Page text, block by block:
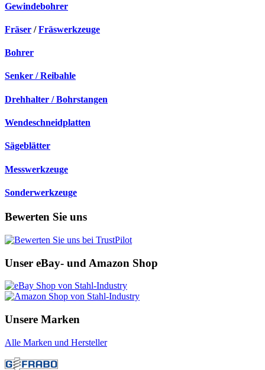
Gewindebohrer
Fräser /Fräswerkzeuge
Bohrer
Senker / Reibahle
Drehhalter / Bohrstangen
Wendeschneidplatten
Sägeblätter
Messwerkzeuge
Sonderwerkzeuge
Bewerten Sie uns
Unser eBay- und Amazon Shop
Unsere Marken
Alle Marken und Hersteller